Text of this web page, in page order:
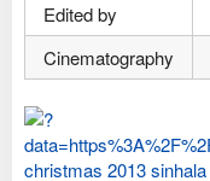
Edited by
Cinematography